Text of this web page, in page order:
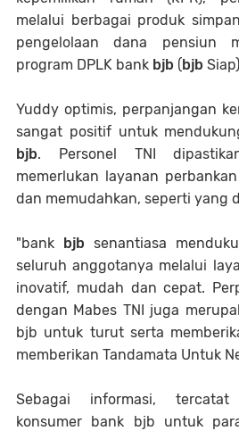
melalui berbagai produk
pengelolaan dana pensiun
program DPLK bank bjb (bjb
Yuddy optimis, perpanjangan
sangat positif untuk
bjb. Personel TNI
memerlukan layanan
dan memudahkan, seperti yang
"bank bjb senantiasa
seluruh anggotanya melalui
inovatif, mudah dan cepat.
dengan Mabes TNI juga
bjb untuk turut serta
memberikan Tandamata Untuk
Sebagai informasi,
konsumer bank bjb untuk